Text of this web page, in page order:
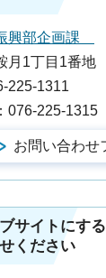
興部企画課
月1丁目1番地
225-1311
076-225-1315
サイトにす
ください